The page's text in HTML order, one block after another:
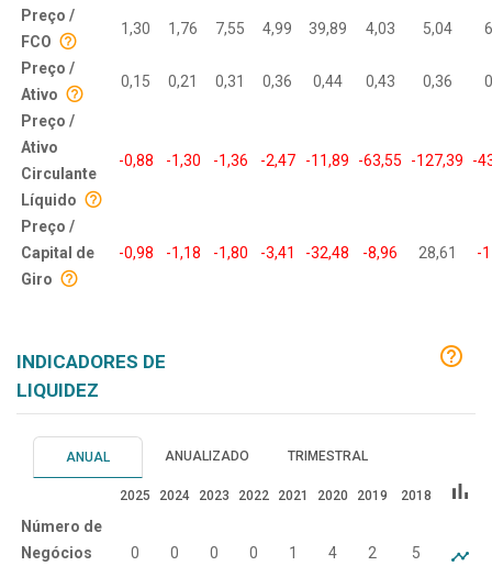
Preço /
FCO
1,30 1,76 7,55 4,99 39,89 4,03 5,04
Preço /
Ativo
0,15 0,21 0,31 0,36 0,44 0,43 0,36
Preço /
Ativo
Circulante
Líquido
-0,88 -1,30 -1,36 -2,47 -11,89 -63,55 -127,39 -
Preço /
Capital de
Giro
-0,98 -1,18 -1,80 -3,41 -32,48 -8,96 28,61 -
INDICADORES DE
LIQUIDEZ
ANUAL ANUALIZADO TRIMESTRAL
2025 2024 2023 2022 2021 2020 2019 2018 bar_chart
Número de
Negócios
0 0 0 0 1 4 2 5